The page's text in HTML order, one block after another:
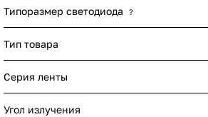
Типоразмер светодиода ?
Тип товара
Серия ленты
Угол излучения